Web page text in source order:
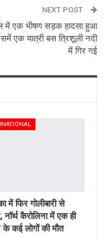
NEXT POST
में एक भीषण सड़क हादसा हुआ
एक यात्री बस त्रिशूली नदी
में गिर गई
में फिर गोलीबारी से
कैरोलिना में एक ही
के कई लोगों की मौत